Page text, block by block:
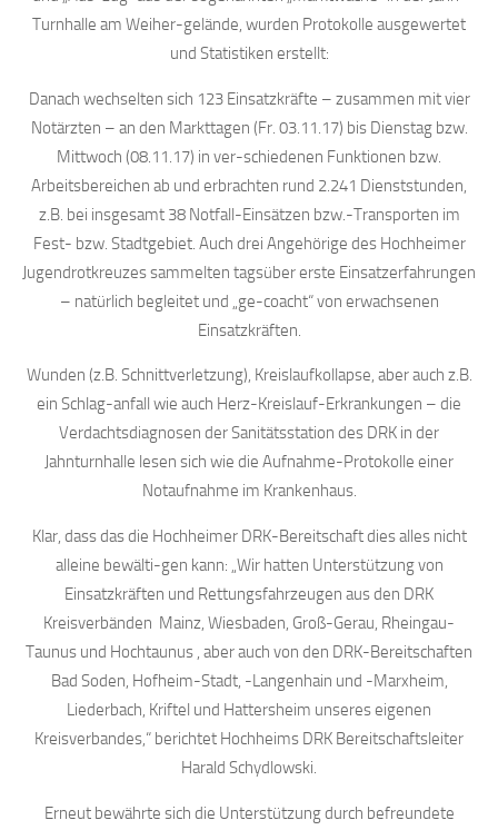
Turnhalle am Weiher-gelände, wurden Protokolle ausgewertet
und Statistiken erstellt:
Danach wechselten sich 123 Einsatzkräfte – zusammen mit vier
Notärzten – an den Markttagen (Fr. 03.11.17) bis Dienstag bzw.
Mittwoch (08.11.17) in ver-schiedenen Funktionen bzw.
Arbeitsbereichen ab und erbrachten rund 2.241 Dienststunden,
z.B. bei insgesamt 38 Notfall-Einsätzen bzw.-Transporten im
Fest- bzw. Stadtgebiet. Auch drei Angehörige des Hochheimer
Jugendrotkreuzes sammelten tagsüber erste Einsatzerfahrungen
– natürlich begleitet und „ge-coacht“ von erwachsenen
Einsatzkräften.
Wunden (z.B. Schnittverletzung), Kreislaufkollapse, aber auch z.B.
ein Schlag-anfall wie auch Herz-Kreislauf-Erkrankungen – die
Verdachtsdiagnosen der Sanitätsstation des DRK in der
Jahnturnhalle lesen sich wie die Aufnahme-Protokolle einer
Notaufnahme im Krankenhaus.
Klar, dass das die Hochheimer DRK-Bereitschaft dies alles nicht
alleine bewälti-gen kann: „Wir hatten Unterstützung von
Einsatzkräften und Rettungsfahrzeugen aus den DRK
Kreisverbänden Mainz, Wiesbaden, Groß-Gerau, Rheingau-
Taunus und Hochtaunus , aber auch von den DRK-Bereitschaften
Bad Soden, Hofheim-Stadt, -Langenhain und -Marxheim,
Liederbach, Kriftel und Hattersheim unseres eigenen
Kreisverbandes,“ berichtet Hochheims DRK Bereitschaftsleiter
Harald Schydlowski.
Erneut bewährte sich die Unterstützung durch befreundete